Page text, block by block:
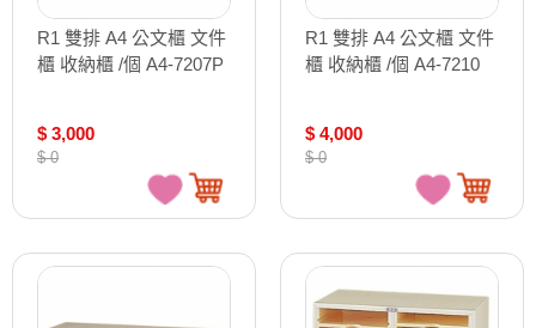
R1 雙排 A4 公文櫃 文件
櫃 收納櫃 /個 A4-7207P
$ 3,000
$ 0
R1 雙排 A4 公文櫃 文件
櫃 收納櫃 /個 A4-7210
$ 4,000
$ 0